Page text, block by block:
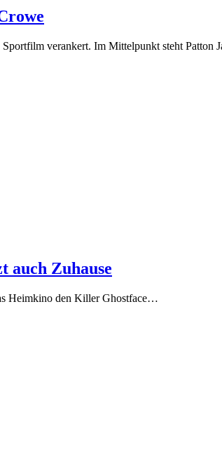
verankert. Im Mittelpunkt steht Patton
auch Zuhause
Heimkino den Killer Ghostface…